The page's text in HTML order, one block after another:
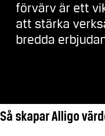
förvärv är ett
att stärka
bredda
Så skapar Alligo